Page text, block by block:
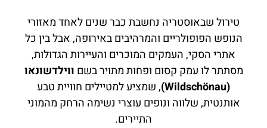
טירול שבאוסטריה נחשבת כבר שנים לאחד מאזורי
הנופש הפופולריים והמרהיבים באירופה, אבל בין כל
אתרי הסקי, העמקים המוכרים והעיירות הגדולות,
מסתתר לו עמק קסום ופחות מתויר בשם ווילדשונאו
(Wildschönau)
, שמציע למטיילים חוויית טבע
אותנטית, שלווה ונופים עוצרי נשימה הרחק מהמוני
התיירים.